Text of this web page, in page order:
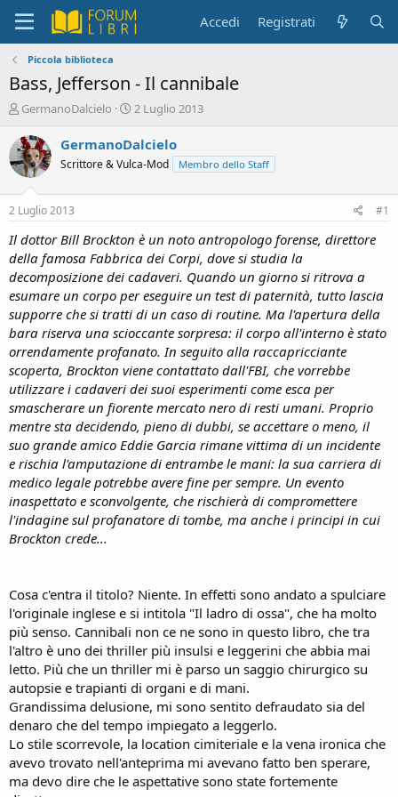
Accedi Registrati
Piccola biblioteca
Bass, Jefferson - Il cannibale
C
e
a
t
e
D
s
c
u
s
s
i
n
e
GermanoDalcielo
D
t
d
i
i
o
2 Luglio 2013
GermanoDalcielo
Scrittore & Vulca-Mod Membro dello Staff
2 Luglio 2013 #1
Il dottor Bill Brockton è un noto antropologo forense, direttore
della famosa Fabbrica dei Corpi, dove si studia la
decomposizione dei cadaveri. Quando un giorno si ritrova a
esumare un corpo per eseguire un test di paternità, tutto lascia
supporre che si tratti di un caso di routine. Ma l'apertura della
bara riserva una scioccante sorpresa: il corpo all'interno è stato
orrendamente profanato. In seguito alla raccapricciante
scoperta, Brockton viene contattato dall'FBI, che vorrebbe
utilizzare i cadaveri dei suoi esperimenti come esca per
smascherare un fiorente mercato nero di resti umani. Proprio
mentre sta decidendo, pieno di dubbi, se accettare o meno, il
suo grande amico Eddie Garcia rimane vittima di un incidente
e rischia l'amputazione di entrambe le mani: la sua carriera di
medico legale potrebbe avere fine per sempre. Un evento
inaspettato e sconvolgente, che rischierà di compromettere
l'indagine sul profanatore di tombe, ma anche i principi in cui
Brockton crede...
Cosa c'entra il titolo? Niente. In effetti sono andato a spulciare
l'originale inglese e si intitola "Il ladro di ossa", che ha molto
più senso. Cannibali non ce ne sono in questo libro, che tra
l'altro è uno dei thriller più insulsi e leggerini che abbia mai
letto. Più che un thriller mi è parso un saggio chirurgico su
autopsie e trapianti di organi e di mani.
Grandissima delusione, mi sono sentito defraudato sia del
denaro che del tempo impiegato a leggerlo.
Lo stile scorrevole, la location cimiteriale e la vena ironica che
avevo trovato nell'anteprima mi avevano fatto ben sperare,
ma devo dire che le aspettative sono state fortemente